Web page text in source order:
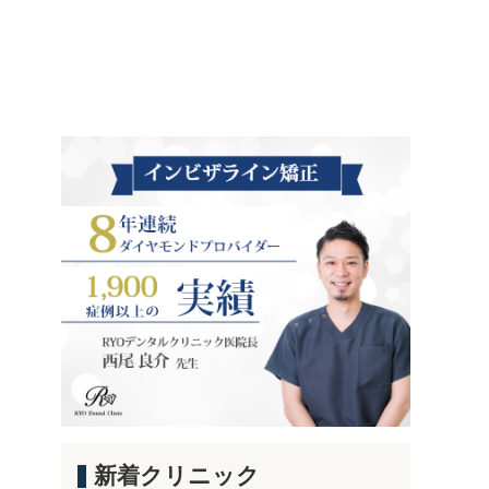
新着クリニック